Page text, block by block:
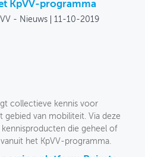
KpVV-programma
- Nieuws 11-10-2019
collectieve kennis voor
van mobiliteit. Via deze
die geheel of
het KpVV-programma.